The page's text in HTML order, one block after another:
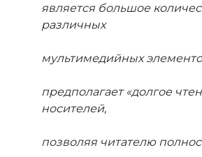
является большое
различных
мультимедийных
предполагает «долгое
носителей,
позволяя читателю